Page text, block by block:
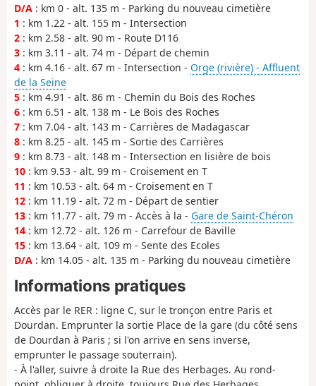
D/A : km 0 - alt. 135 m - Parking du nouveau cimetière
1 : km 1.22 - alt. 155 m - Intersection
2 : km 2.58 - alt. 90 m - Route D116
3 : km 3.11 - alt. 74 m - Départ de chemin
4 : km 4.16 - alt. 67 m - Intersection - Orge (rivière) - Affluent
de la Seine
5 : km 4.91 - alt. 86 m - Chemin du Bois des Roches
6 : km 6.51 - alt. 138 m - Le Bois des Roches
7 : km 7.04 - alt. 143 m - Carrières de Madagascar
8 : km 8.25 - alt. 145 m - Sortie des Carrières
9 : km 8.73 - alt. 148 m - Intersection en lisière de bois
10 : km 9.53 - alt. 99 m - Croisement en T
11 : km 10.53 - alt. 64 m - Croisement en T
12 : km 11.19 - alt. 72 m - Départ de sentier
13 : km 11.77 - alt. 79 m - Accès à la - Gare de Saint-Chéron
14 : km 12.72 - alt. 126 m - Carrefour de Baville
15 : km 13.64 - alt. 109 m - Sente des Ecoles
D/A : km 14.05 - alt. 135 m - Parking du nouveau cimetière
Informations pratiques
Accès par le RER : ligne C, sur le tronçon entre Paris et
Dourdan. Emprunter la sortie Place de la gare (du côté sens
de Dourdan à Paris ; si l'on arrive en sens inverse,
emprunter le passage souterrain).
- À l'aller, suivre à droite la Rue des Herbages. Au rond-